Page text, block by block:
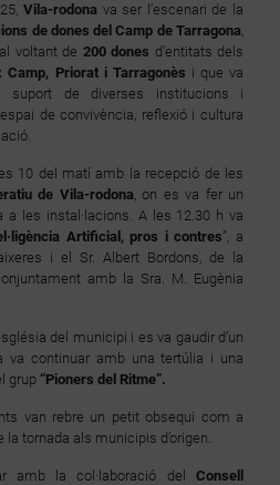
Vila-rodona va ser l’escenari de la
de dones del Camp de Tarragona,
voltant de 200 dones d’entitats dels
Camp, Priorat i Tarragonès i que va
suport de diverses institucions i
de convivència, reflexió i cultura
10 del matí amb la recepció de les
de Vila-rodona, on es va fer un
les instal·lacions. A les 12.30 h va
Artificial, pros i contres”, a
i el Sr. Albert Bordons, de la
amb la Sra. M. Eugènia
del municipi i es va gaudir d’un
va continuar amb una tertúlia i una
grup “Pioners del Ritme”.
van rebre un petit obsequi com a
la tornada als municipis d’origen.
amb la col·laboració del Consell